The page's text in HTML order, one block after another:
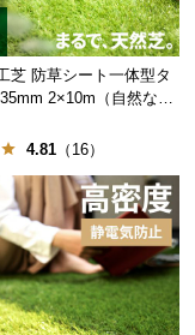
トと比べて厚
ぎます。
芝 防草シート一体型タ
2×10m（自然な見
U字ピン付）
4.81 （16）